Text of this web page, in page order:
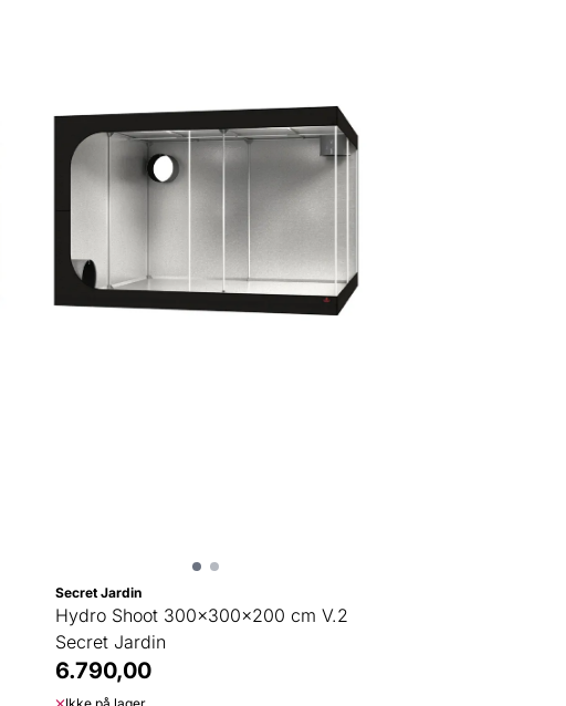
Secret Jardin
Hydro Shoot 300x300x200 cm V.2
Secret Jardin
6.790,00